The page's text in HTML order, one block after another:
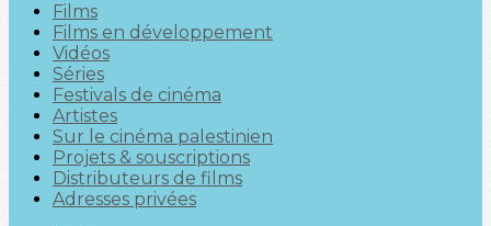
Films
Films en développement
Vidéos
Séries
Festivals de cinéma
Artistes
Sur le cinéma palestinien
Projets & souscriptions
Distributeurs de films
Adresses privées